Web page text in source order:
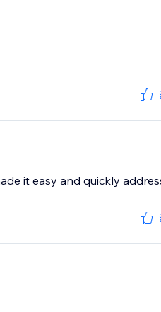
it easy and quickly